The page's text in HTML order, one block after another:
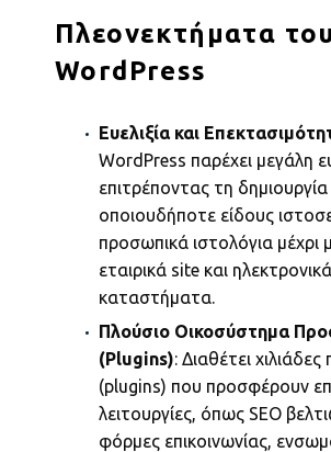
Πλεονεκτήματα του
WordPress
Ευελιξία και
WordPress παρέχει μεγάλη
επιτρέποντας τη δημιουργία
οποιουδήποτε είδους
προσωπικά ιστολόγια μέχρι
εταιρικά site και ηλεκτρονικά
καταστήματα.
Πλούσιο Οικοσύστημα
(Plugins): Διαθέτει
(plugins) που προσφέρουν
λειτουργίες, όπως SEO
φόρμες επικοινωνίας,